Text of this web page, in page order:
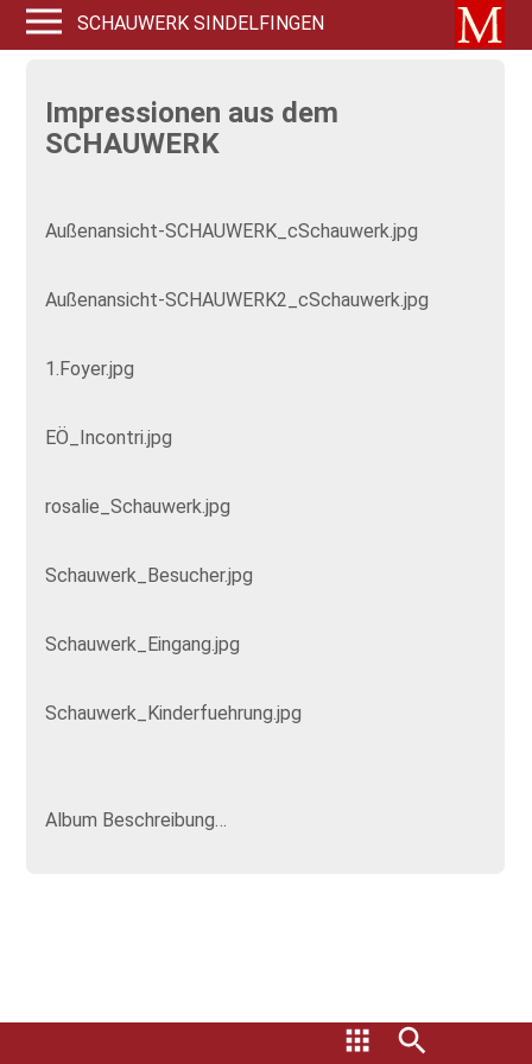
SCHAUWERK SINDELFINGEN
Impressionen aus dem
SCHAUWERK
Außenansicht-SCHAUWERK_cSchauwerk.jpg
Außenansicht-SCHAUWERK2_cSchauwerk.jpg
1.Foyer.jpg
EÖ_Incontri.jpg
rosalie_Schauwerk.jpg
Schauwerk_Besucher.jpg
Schauwerk_Eingang.jpg
Schauwerk_Kinderfuehrung.jpg
Album Beschreibung…